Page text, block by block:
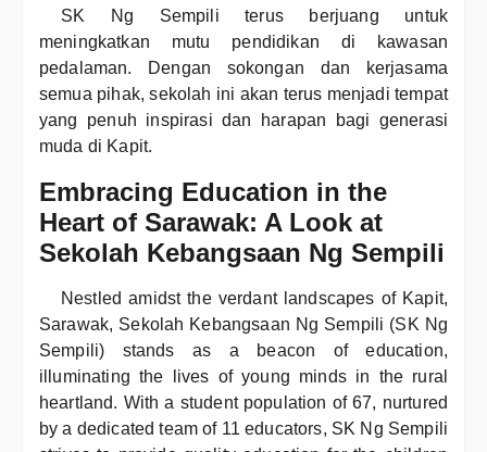
SK Ng Sempili terus berjuang untuk
meningkatkan mutu pendidikan di kawasan
pedalaman. Dengan sokongan dan kerjasama
semua pihak, sekolah ini akan terus menjadi tempat
yang penuh inspirasi dan harapan bagi generasi
muda di Kapit.
Embracing Education in the
Heart of Sarawak: A Look at
Sekolah Kebangsaan Ng Sempili
Nestled amidst the verdant landscapes of Kapit,
Sarawak, Sekolah Kebangsaan Ng Sempili (SK Ng
Sempili) stands as a beacon of education,
illuminating the lives of young minds in the rural
heartland. With a student population of 67, nurtured
by a dedicated team of 11 educators, SK Ng Sempili